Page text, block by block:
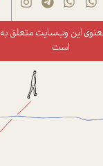
این وب‌سایت متعلق به
است